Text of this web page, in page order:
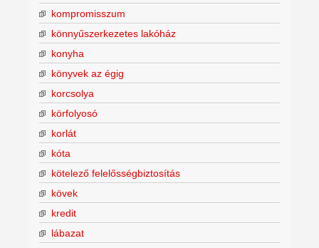
kompromisszum
könnyűszerkezetes lakóház
konyha
könyvek az égig
korcsolya
körfolyosó
korlát
kóta
kötelező felelősségbiztosítás
kövek
kredit
lábazat